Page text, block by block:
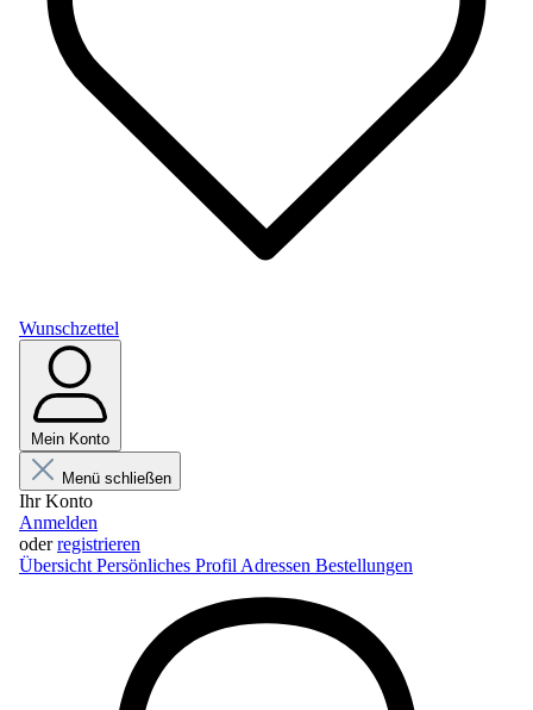
Wunschzettel
Mein Konto
Menü schließen
Ihr Konto
Anmelden
oderregistrieren
Übersicht Persönliches Profil Adressen Bestellungen